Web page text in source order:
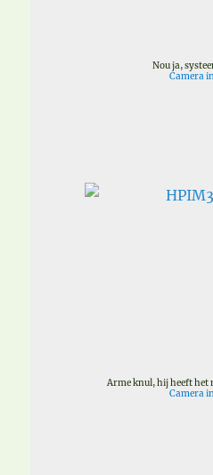
Nou ja,
Camera
Arme knul, hij heeft het
Camera